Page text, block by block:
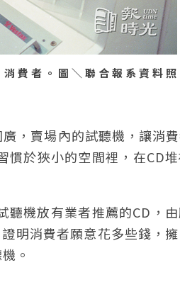
費者。圖＼聯合報系資料照
，賣場內的試聽機，讓消
慣於狹小的空間裡，在CD
機放有業者推薦的CD，
明消費者願意花多些錢，
。